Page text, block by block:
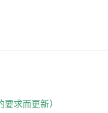
求而更新）